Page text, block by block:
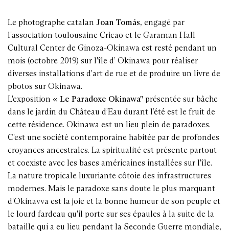
Le photographe catalan Joan Tomás, engagé par
l'association toulousaine Cricao et le Garaman Hall
Cultural Center de Ginoza-Okinawa est resté pendant un
mois (octobre 2019) sur l'île d’ Okinawa pour réaliser
diverses installations d'art de rue et de produire un livre de
pbotos sur Okinawa.
L'exposition « Le Paradoxe Okinawa" présentée sur bâche
dans le jardin du Château d’Eau durant l’été est le fruit de
cette résidence. Okinawa est un lieu plein de paradoxes.
C'est une société contemporaine habitée par de profondes
croyances ancestrales. La spiritualité est présente partout
et coexiste avec les bases américaines installées sur l'île.
La nature tropicale luxuriante côtoie des infrastructures
modernes. Mais le paradoxe sans doute le plus marquant
d'Okinavva est la joie et la bonne humeur de son peuple et
le lourd fardeau qu'il porte sur ses épaules à la suite de la
bataille qui a eu lieu pendant la Seconde Guerre mondiale,